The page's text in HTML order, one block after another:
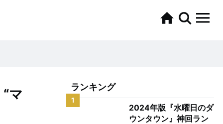
マ
ランキング
1
2024年版『水曜日のダ
ウンタウン』神回ラン